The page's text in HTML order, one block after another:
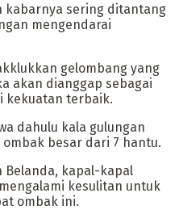
kabarnya sering ditantang
mengendarai
gelombang yang
akan dianggap sebagai
kekuatan terbaik.
dahulu kala gulungan
besar dari 7 hantu.
Belanda, kapal-kapal
kesulitan untuk
ombak ini.